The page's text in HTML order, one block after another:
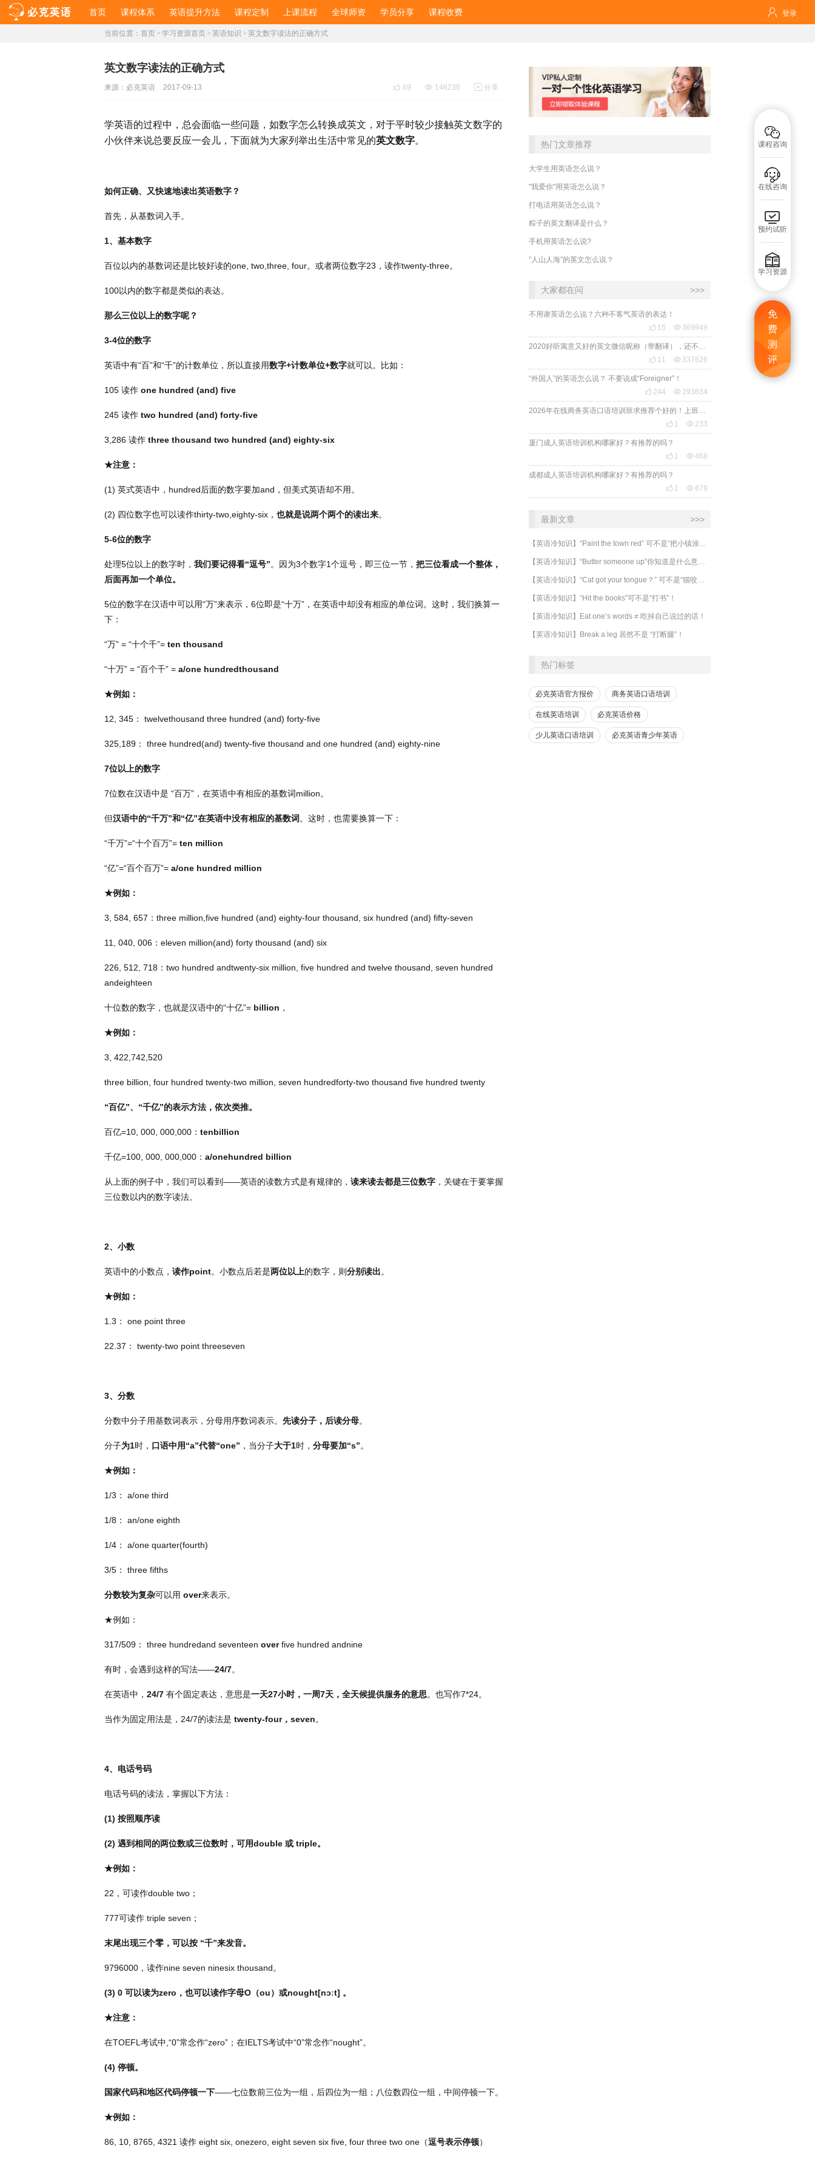
首页 课程体系 英语提升方法 课程定制 上课流程 全球师资 学员分享 课程收费  登录

课程咨询

在线咨询

预约试听

学习资源
免
费
测
评
当前位置： 首页 > 学习资源首页 > 英语知识 > 英文数字读法的正确方式
英文数字读法的正确方式
 69  146236  分享
来源： 必克英语 2017-09-13
学英语的过程中，总会面临一些问题，如数字怎么转换成英文，对于平时较少接触英文数字的
小伙伴来说总要反应一会儿，下面就为大家列举出生活中常见的英文数字。
如何正确、又快速地读出英语数字？
首先，从基数词入手。
1、基本数字
百位以内的基数词还是比较好读的one, two,three, four。或者两位数字23 ，读作twenty-three。
100以内的数字都是类似的表达。
那么三位以上的数字呢？
3-4位的数字
英语中有“百”和“千”的计数单位，所以直接用数字+计数单位+数字就可以。比如：
105 读作 one hundred (and) five
245 读作 two hundred (and) forty-five
3,286 读作 three thousand two hundred (and) eighty-six
★注意：
(1) 英式英语中， hundred后面的数字要加and ，但美式英语却不用。
(2) 四位数字也可以读作thirty-two,eighty-six ， 也就是说两个两个的读出来。
5-6位的数字
处理5位以上的数字时， 我们要记得看“逗号”。因为3个数字1个逗号，即三位一节， 把三位看成一个整体，
后面再加一个单位。
5位的数字在汉语中可以用“万”来表示， 6位即是“十万” ，在英语中却没有相应的单位词。这时，我们换算一
下：
“万” = “十个千”= ten thousand
“十万” = “百个千” = a/one hundredthousand
★例如：
12, 345 ： twelvethousand three hundred (and) forty-five
325,189 ： three hundred(and) twenty-five thousand and one hundred (and) eighty-nine
7位以上的数字
7位数在汉语中是 “百万” ，在英语中有相应的基数词million。
但汉语中的“千万”和“亿”在英语中没有相应的基数词 。这时，也需要换算一下：
“千万”=“十个百万”= ten million
“亿”=“百个百万”= a/one hundred million
★例如：
3, 584, 657 ： three million,five hundred (and) eighty-four thousand, six hundred (and) fifty-seven
11, 040, 006 ： eleven million(and) forty thousand (and) six
226, 512, 718 ： two hundred andtwenty-six million, five hundred and twelve thousand, seven hundred
andeighteen
十位数的数字，也就是汉语中的“十亿”= billion ，
★例如：
3, 422,742,520
three billion, four hundred twenty-two million, seven hundredforty-two thousand five hundred twenty
“百亿”、“千亿”的表示方法，依次类推。
百亿=10, 000, 000,000 ： tenbillion
千亿=100, 000, 000,000 ： a/onehundred billion
从上面的例子中，我们可以看到——英语的读数方式是有规律的， 读来读去都是三位数字 ，关键在于要掌握
三位数以内的数字读法。
2、小数
英语中的小数点， 读作point。小数点后若是两位以上的数字，则分别读出。
★例如：
1.3 ： one point three
22.37 ： twenty-two point threeseven
3、分数
分数中分子用基数词表示，分母用序数词表示。 先读分子，后读分母。
分子为1时， 口语中用“a”代替“one” ，当分子大于1时， 分母要加“s”。
★例如：
1/3 ： a/one third
1/8 ： an/one eighth
1/4 ： a/one quarter(fourth)
3/5 ： three fifths
分数较为复杂可以用 over来表示。
★例如：
317/509 ： three hundredand seventeen overfive hundred andnine
有时，会遇到这样的写法——24/7。
在英语中， 24/7 有个固定表达，意思是一天27小时，一周7天，全天候提供服务的意思。也写作7*24。
当作为固定用法是， 24/7的读法是 twenty-four， seven。
4、电话号码
电话号码的读法，掌握以下方法：
(1) 按照顺序读
(2) 遇到相同的两位数或三位数时，可用double 或 triple。
★例如：
22 ，可读作double two ；
777可读作 triple seven ；
末尾出现三个零，可以按 “千”来发音。
9796000 ，读作nine seven ninesix thousand。
(3) 0 可以读为zero ，也可以读作字母O （ou）或nought[nɔːt] 。
★注意：
在TOEFL 考试中 ,“0”常念作“zero” ；在IELTS考试中“0”常念作“nought”。
(4) 停顿。
国家代码和地区代码停顿一下——七位数前三位为一组，后四位为一组；八位数四位一组，中间停顿一下。
★例如：
86, 10, 8765, 4321 读作 eight six, onezero, eight seven six five, four three two one （逗号表示停顿）
热门文章推荐
大学生用英语怎么说？
"我爱你"用英语怎么说？
打电话用英语怎么说？
粽子的英文翻译是什么？
手机用英语怎么说?
“人山人海”的英文怎么说？
大家都在问 >>>
不用谢英语怎么说？六种不客气英语的表达！
 15  369949
 11  337626
“外国人”的英语怎么说？ 不要说成“Foreigner”！
 244  293634
 1  233
厦门成人英语培训机构哪家好？有推荐的吗？
 1 468
成都成人英语培训机构哪家好？有推荐的吗？
 1  879
最新文章 >>>
​【英语冷知识】“Hit the books”可不是“打书”！
【英语冷知识】Eat one’s words ≠ 吃掉自己说过的话！
【英语冷知识】Break a leg 居然不是 “打断腿”！
热门标签
必克英语官方报价 商务英语口语培训
在线英语培训 必克英语价格
少儿英语口语培训 必克英语青少年英语